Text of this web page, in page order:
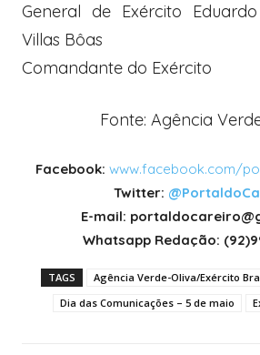
General de Exército
Villas Bôas
Comandante do Exército
Fonte: Agência
Facebook: www.facebook.com/
Twitter:
E-mail:
Whatsapp Redação:
TAGS Agência Verde-Oliva/Exército
Dia das Comunicações – 5 de maio